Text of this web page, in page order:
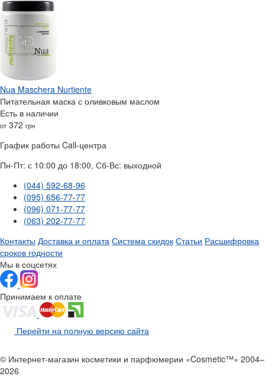
Nua Maschera Nurtiente
Питательная маска с оливковым маслом
Есть в наличии
от 372 грн
График работы Call-центра
Пн-Пт: с 10:00 до 18:00, Сб-Вс: выходной
(044) 592-68-96
(095) 656-77-77
(096) 071-77-77
(063) 202-77-77
Контакты Доставка и оплата Система скидок Статьи Расшифровка
сроков годности
Мы в соцсетях
Принимаем к оплате
Перейти на полную версию сайта
© Интернет-магазин косметики и парфюмерии «Cosmetic™» 2004–
2026